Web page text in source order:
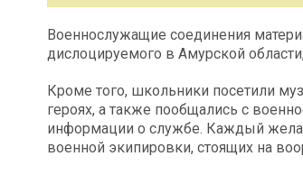
Военнослужащие соединения
дислоцируемого в Амурской
Кроме того, школьники посетили
героях, а также пообщались с
информации о службе. Каждый
военной экипировки, стоящих на